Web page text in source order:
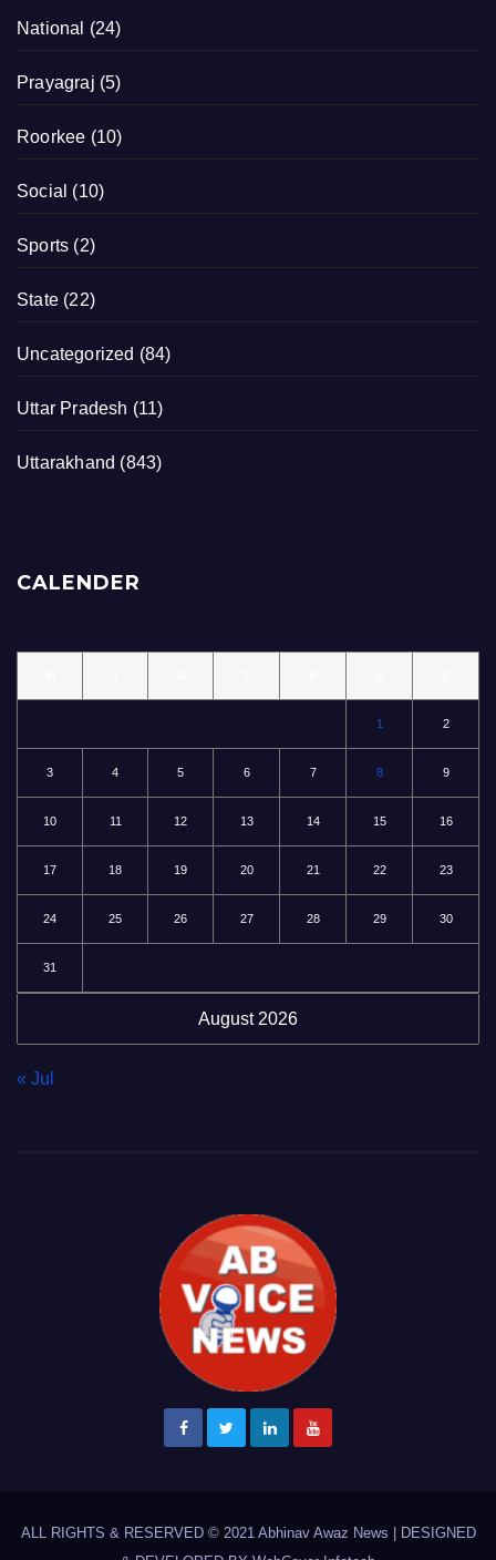
National (24)
Prayagraj (5)
Roorkee (10)
Social (10)
Sports (2)
State (22)
Uncategorized (84)
Uttar Pradesh (11)
Uttarakhand (843)
CALENDER
August 2026
1 2
3 4 5 6 7 8 9
10 11 12 13 14 15 16
17 18 19 20 21 22 23
24 25 26 27 28 29 30
31
« Jul
ALL RIGHTS & RESERVED © 2021 Abhinav Awaz News
DESIGNED